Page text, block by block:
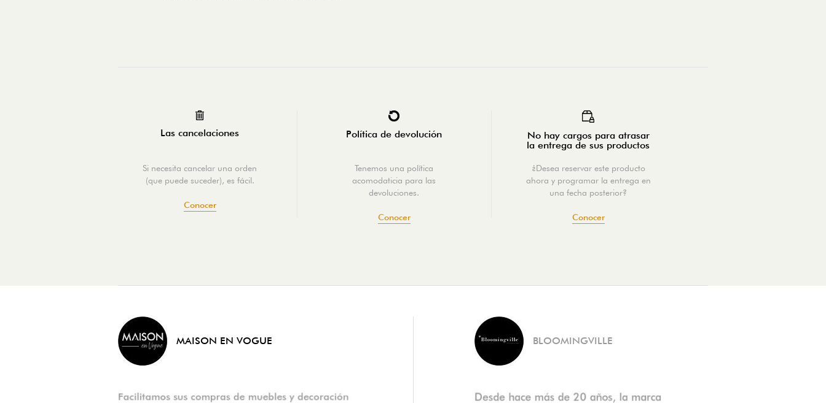
Las cancelaciones
Si necesita cancelar una orden
(que puede suceder), es fácil.
Conocer
Política de devolución
Tenemos una política
acomodaticia para las
devoluciones.
Conocer
No hay cargos para atrasar
la entrega de sus productos
¿Desea reservar este producto
ahora y programar la entrega en
una fecha posterior?
Conocer
MAISON EN VOGUE BLOOMINGVILLE